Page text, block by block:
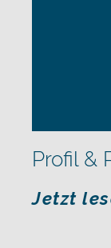
Profil &
Jetzt